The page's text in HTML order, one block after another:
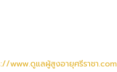
www.ดูแลผู้สูงอายุศรีราชา.com